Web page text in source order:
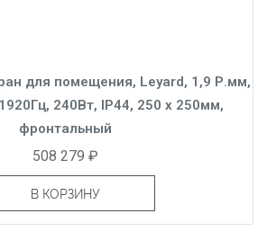
для помещения, Leyard, 1,9 Р.мм,
240Вт, IP44, 250 x 250мм,
фронтальный
508 279 ₽
В КОРЗИНУ